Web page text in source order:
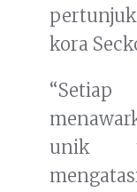
kora
unik